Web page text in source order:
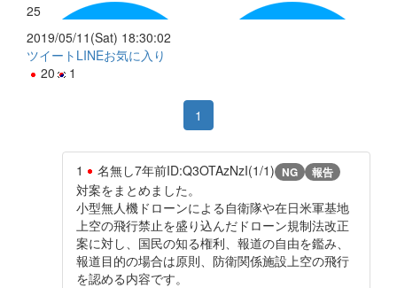
25
2019/05/11(Sat) 18:30:02
ツイート LINEお気に入り
20
1
1
1 名無し7年前ID:Q3OTAzNzI(1/1) NG 報告
対案をまとめました。
小型無人機ドローンによる自衛隊や在日米軍基地
上空の飛行禁止を盛り込んだドローン規制法改正
案に対し、国民の知る権利、報道の自由を鑑み、
報道目的の場合は原則、防衛関係施設上空の飛行
を認める内容です。